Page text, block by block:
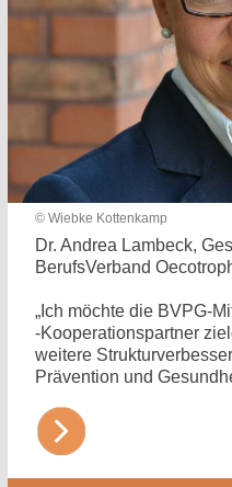
© Wiebke Kottenkamp
Dr. Andrea Lambeck,
BerufsVerband
„Ich möchte die BVPG-
-Kooperationspartner
weitere
Prävention und